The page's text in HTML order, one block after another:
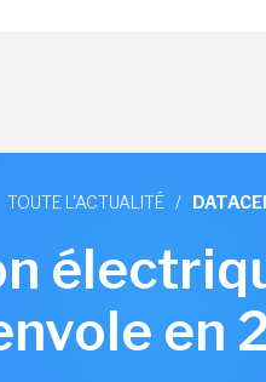
TOUTE L'ACTUALITÉ /
en